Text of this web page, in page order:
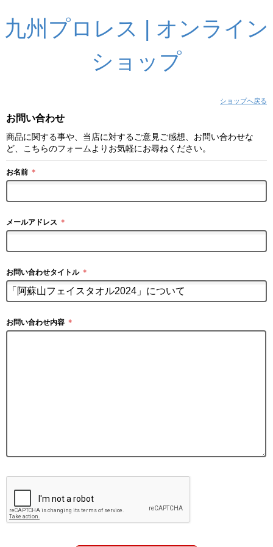
九州プロレス | オンライン
ショップ
ショップへ戻る
お問い合わせ
商品に関する事や、当店に対するご意見ご感想、お問い合わせな
ど、こちらのフォームよりお気軽にお尋ねください。
お名前 ＊
メールアドレス ＊
お問い合わせタイトル ＊
お問い合わせ内容 ＊